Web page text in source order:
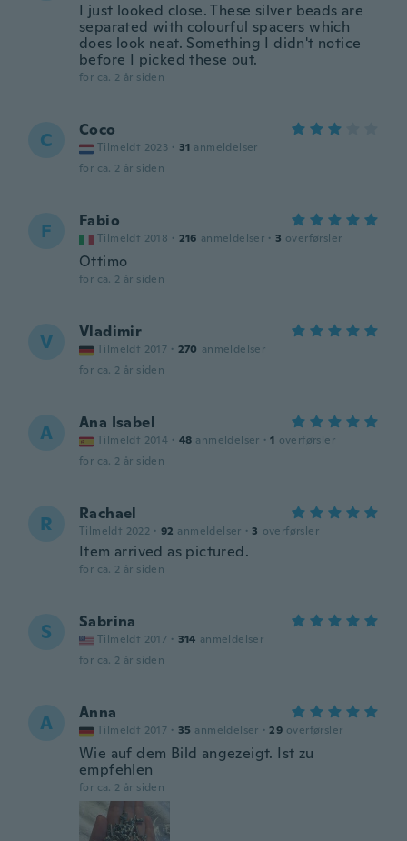
I just looked close. These silver beads are
separated with colourful spacers which
does look neat. Something I didn't notice
before I picked these out.
for ca. 2 år siden
C Coco
Tilmeldt 2023 · 31 anmeldelser
for ca. 2 år siden
F Fabio
Tilmeldt 2018 · 216 anmeldelser · 3 overførsler
Ottimo
for ca. 2 år siden
V Vladimir
Tilmeldt 2017 · 270 anmeldelser
for ca. 2 år siden
A Ana Isabel
Tilmeldt 2014 · 48 anmeldelser · 1 overførsler
for ca. 2 år siden
R Rachael
Tilmeldt 2022 · 92 anmeldelser · 3 overførsler
Item arrived as pictured.
for ca. 2 år siden
S Sabrina
Tilmeldt 2017 · 314 anmeldelser
for ca. 2 år siden
A Anna
Tilmeldt 2017 · 35 anmeldelser · 29 overførsler
Wie auf dem Bild angezeigt. Ist zu
empfehlen
for ca. 2 år siden